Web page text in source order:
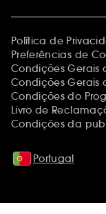
Política de
Preferências de
Condições Gerais
Condições Gerais
Condições do
Livro de
Condições da
Portugal